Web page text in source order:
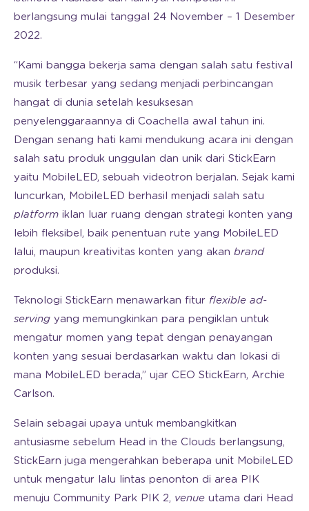
berlangsung mulai tanggal 24 November – 1 Desember
2022.
“Kami bangga bekerja sama dengan salah satu festival
musik terbesar yang sedang menjadi perbincangan
hangat di dunia setelah kesuksesan
penyelenggaraannya di Coachella awal tahun ini.
Dengan senang hati kami mendukung acara ini dengan
salah satu produk unggulan dan unik dari StickEarn
yaitu MobileLED, sebuah videotron berjalan. Sejak kami
luncurkan, MobileLED berhasil menjadi salah satu
platform iklan luar ruang dengan strategi konten yang
lebih fleksibel, baik penentuan rute yang MobileLED
lalui, maupun kreativitas konten yang akan brand
produksi.
Teknologi StickEarn menawarkan fitur flexible ad-
serving yang memungkinkan para pengiklan untuk
mengatur momen yang tepat dengan penayangan
konten yang sesuai berdasarkan waktu dan lokasi di
mana MobileLED berada,” ujar CEO StickEarn, Archie
Carlson.
Selain sebagai upaya untuk membangkitkan
antusiasme sebelum Head in the Clouds berlangsung,
StickEarn juga mengerahkan beberapa unit MobileLED
untuk mengatur lalu lintas penonton di area PIK
menuju Community Park PIK 2, venue utama dari Head